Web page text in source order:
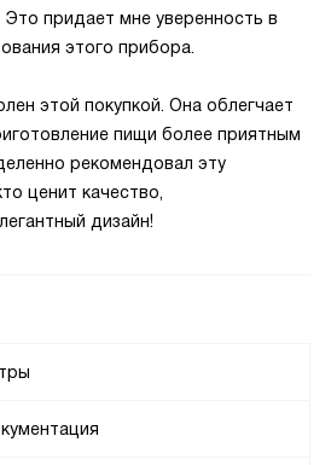
придает мне уверенность в
этого прибора.
этой покупкой. Она облегчает
пищи более приятным
рекомендовал эту
ценит качество,
дизайн!